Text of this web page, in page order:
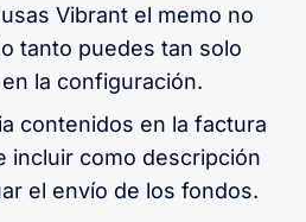
Vibrant el memo no
tanto puedes tan solo
la configuración.
contenidos en la factura
incluir como descripción
el envío de los fondos.